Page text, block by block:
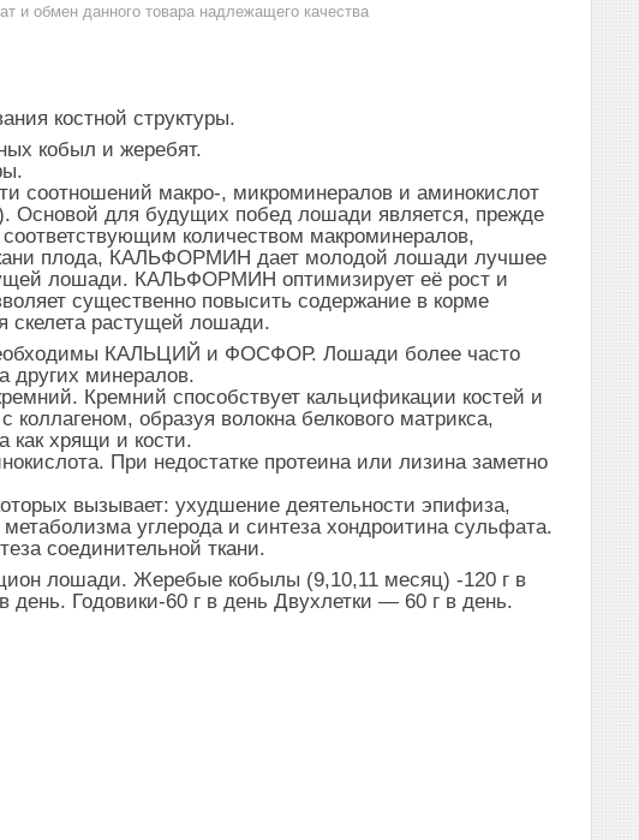
и обмен данного товара надлежащего качества
костной структуры.
кобыл и жеребят.
макро-, микроминералов и аминокислот
Основой для будущих побед лошади является, прежде
количеством макроминералов,
плода, КАЛЬФОРМИН дает молодой лошади лучшее
лошади. КАЛЬФОРМИН оптимизирует её рост и
существенно повысить содержание в корме
скелета растущей лошади.
КАЛЬЦИЙ и ФОСФОР. Лошади более часто
других минералов.
Кремний способствует кальцификации костей и
образуя волокна белкового матрикса,
как хрящи и кости.
При недостатке протеина или лизина заметно
вызывает: ухудшение деятельности эпифиза,
углерода и синтеза хондроитина сульфата.
соединительной ткани.
лошади. Жеребые кобылы (9,10,11 месяц) -120 г в
Годовики-60 г в день Двухлетки — 60 г в день.